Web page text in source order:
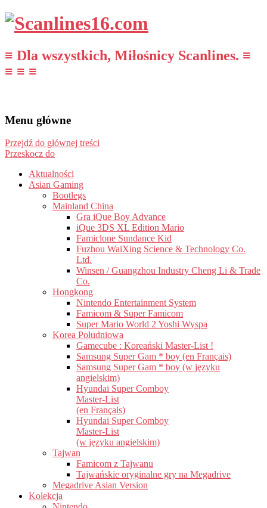
≡ Dla wszystkich, Miłośnicy Scanlines. ≡
≡ ≡ ≡
Menu główne
Przejdź do głównej treści
Przeskocz do
Aktualności
Asian Gaming
Bootlegs
Mainland China
Gra iQue Boy Advance
iQue 3DS XL Edition Mario
Famiclone Sundance Kid
Fuzhou WaiXing Science & Technology Co.
Ltd.
Winsen / Guangzhou Industry Cheng Li & Trade
Co.
Hongkong
Nintendo Entertainment System
Famicom & Super Famicom
Super Mario World 2 Yoshi Wyspa
Korea Południowa
Gamecube : Koreański Master-List !
Samsung Super Gam * boy (en Français)
Samsung Super Gam * boy (w języku
angielskim)
Hyundai Super Comboy
Master-List
(en Français)
Hyundai Super Comboy
Master-List
(w języku angielskim)
Tajwan
Famicom z Tajwanu
Tajwańskie oryginalne gry na Megadrive
Megadrive Asian Version
Kolekcja